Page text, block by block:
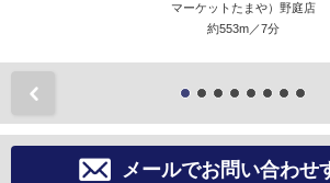
マーケットたまや）野庭店
約553m／7分
メールでお問い合わせ